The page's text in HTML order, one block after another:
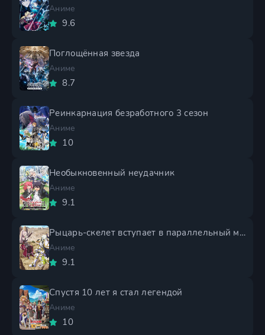
Аниме
9.6
Поглощённая звезда
Аниме
8.7
Реинкарнация безработного 3 сезон
Аниме
10
Необыкновенный неудачник
Аниме
9.1
Рыцарь-скелет вступает в параллельный мир 2 сезон
Аниме
9.1
Спустя 10 лет я стал легендой
Аниме
10